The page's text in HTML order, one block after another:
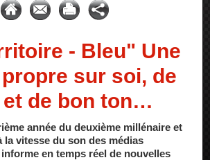
- Bleu" Une
sur soi, de
de bon ton…
année du deuxième millénaire et
la vitesse du son des médias
en temps réel de nouvelles